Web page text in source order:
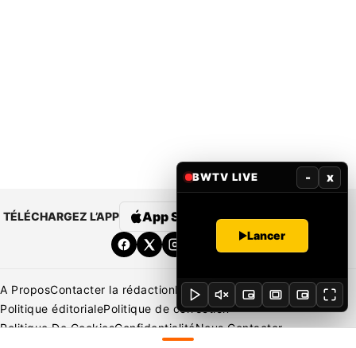
TÉLÉCHARGEZ L’APP App Store Google Play
A ProposContacter la rédactionRédaction Mentions légales
Politique éditorialePolitique de correction
Politique De CookiesConfidentialitéNous Contacter
BWTV LIVE - x
Lancer